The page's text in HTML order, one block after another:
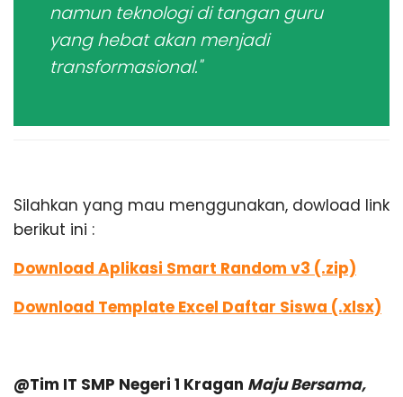
namun teknologi di tangan guru
yang hebat akan menjadi
transformasional."
Silahkan yang mau menggunakan, dowload link
berikut ini :
Download Aplikasi Smart Random v3 (.zip)
Download Template Excel Daftar Siswa (.xlsx)
@Tim IT SMP Negeri 1 Kragan Maju Bersama,